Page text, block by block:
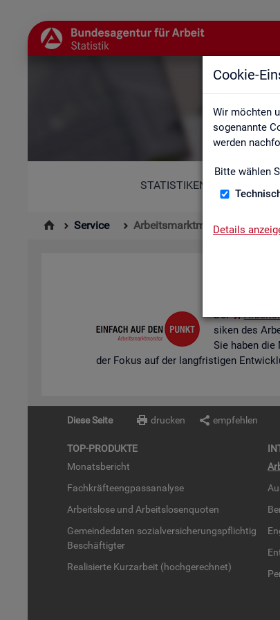
Cookie-
Wir möchten
sogenannte
werden
Bitte wählen
Details
STATISTIKEN
Service Arbeitsmarktmonitor
Der
si­ken des
Sie haben die
der Fokus auf der lang­fris­ti­gen
Diese Seite drucken empfehlen
TOP-PRO­DUK­TE
Mo­nats­be­richt
Fach­kräf­te­eng­pass­ana­ly­se
Ar­beits­lo­se und Ar­beits­lo­sen­quo­ten
Ge­mein­de­da­ten so­zi­al­ver­si­che­rungs­pflich­tig
Be­schäf­tig­ter
Rea­li­sier­te Kurz­ar­beit (hoch­ge­rech­net)